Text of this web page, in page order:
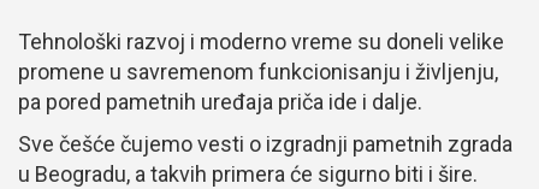
Tehnološki razvoj i moderno vreme su doneli velike
promene u savremenom funkcionisanju i življenju,
pa pored pametnih uređaja priča ide i dalje.
Sve češće čujemo vesti o izgradnji pametnih zgrada
u Beogradu, a takvih primera će sigurno biti i šire.